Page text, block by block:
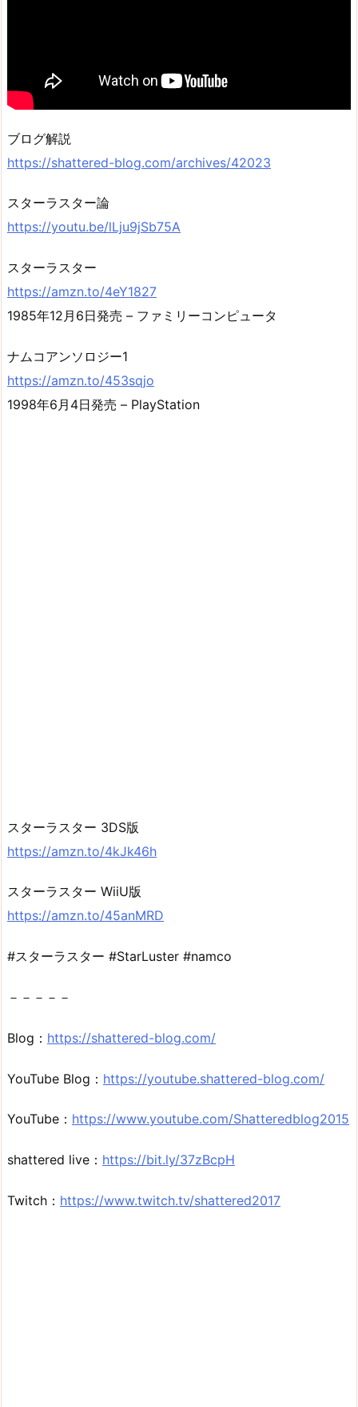
ブログ解説
https://shattered-blog.com/archives/42023
スターラスター論
https://youtu.be/lLju9jSb75A
スターラスター
https://amzn.to/4eY1827
1985年12月6日発売 – ファミリーコンピュータ
ナムコアンソロジー1
https://amzn.to/453sqjo
1998年6月4日発売 – PlayStation
スターラスター 3DS版
https://amzn.to/4kJk46h
スターラスター WiiU版
https://amzn.to/45anMRD
#スターラスター #StarLuster #namco
－－－－－
Blog： https://shattered-blog.com/
YouTube Blog： https://youtube.shattered-blog.com/
YouTube： https://www.youtube.com/Shatteredblog2015
shattered live： https://bit.ly/37zBcpH
Twitch： https://www.twitch.tv/shattered2017